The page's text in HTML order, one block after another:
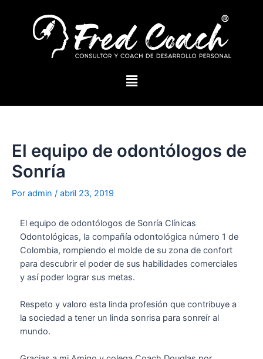
El equipo de odontólogos de
Sonría
Por admin / abril 23, 2019
El equipo de odontólogos de Sonría Clínicas
Odontológicas, la compañía odontológica número 1 de
Colombia, rompiendo el molde de su zona de confort
para descubrir el poder de sus habilidades comerciales
y así poder lograr sus metas.
Respeto y valoro esta linda profesión que contribuye a
la sociedad a tener un linda sonrisa para sonreír al
mundo.